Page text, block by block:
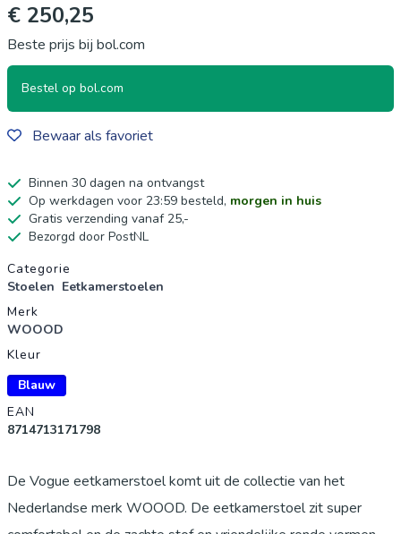
€ 250,25
Beste prijs bij bol.com
Bestel op bol.com
Bewaar als favoriet
Binnen 30 dagen na ontvangst
Op werkdagen voor 23:59 besteld, morgen in huis
Gratis verzending vanaf 25,-
Bezorgd door PostNL
Productgegevens
Categorie
Stoelen Eetkamerstoelen
Merk
WOOOD
Kleur
Blauw
EAN
8714713171798
De Vogue eetkamerstoel komt uit de collectie van het
Nederlandse merk WOOOD. De eetkamerstoel zit super